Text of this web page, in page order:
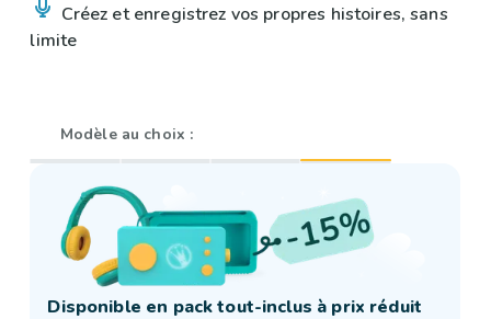
Créez et enregistrez vos propres histoires, sans
limite
Modèle au choix :
Disponible en pack tout-inclus à prix réduit